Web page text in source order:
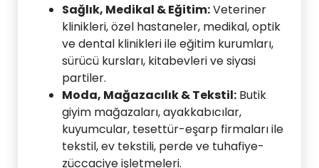
Sağlık, Medikal & Eğitim:Veteriner
klinikleri, özel hastaneler, medikal, optik
ve dental klinikleri ile eğitim kurumları,
sürücü kursları, kitabevleri ve siyasi
partiler.
Moda, Mağazacılık & Tekstil: Butik
giyim mağazaları, ayakkabıcılar,
kuyumcular, tesettür-eşarp firmaları ile
tekstil, ev tekstili, perde ve tuhafiye-
züccaciye işletmeleri.